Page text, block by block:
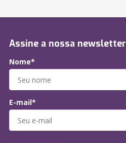
Assine a nossa newsletter
Nome*
E-mail*